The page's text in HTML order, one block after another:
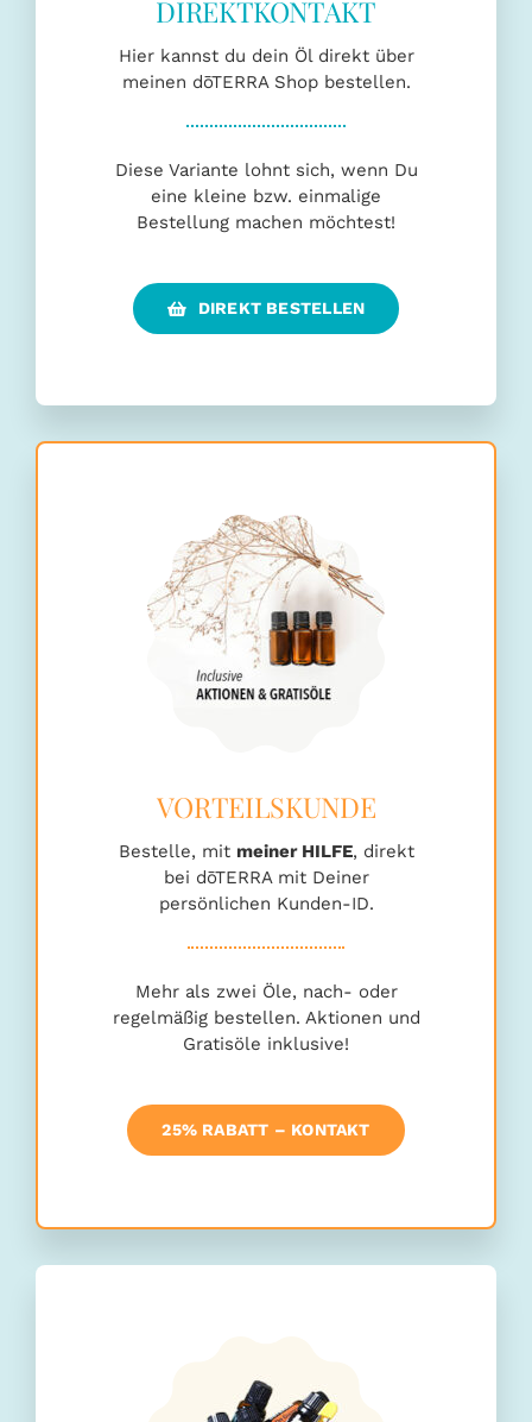
Hier kannst du dein Öl direkt über
meinen dōTERRA Shop bestellen.
Diese Variante lohnt sich, wenn Du
eine kleine bzw. einmalige
Bestellung machen möchtest!
DIREKT BESTELLEN
Bestelle, mit meiner HILFE, direkt
bei dōTERRA mit Deiner
persönlichen Kunden-ID.
Mehr als zwei Öle, nach- oder
regelmäßig bestellen. Aktionen und
Gratisöle inklusive!
25% RABATT – KONTAKT